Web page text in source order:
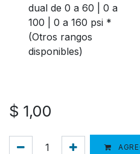
dual de 0 a 60 | 0 a
100 | 0 a 160 psi *
(Otros rangos
disponibles)
$ 1,00